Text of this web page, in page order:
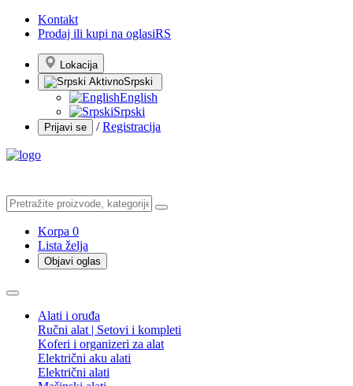
Kontakt
Prodaj ili kupi na oglasiRS
Lokacija
Srpski
English
Srpski
Prijavi se / Registracija
Korpa 0
Lista želja
Objavi oglas
Alati i oruđa
Ručni alat | Setovi i kompleti
Koferi i organizeri za alat
Električni aku alati
Električni alati